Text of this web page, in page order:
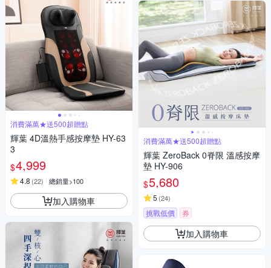
消費滿萬★送500超贈點
輝葉 4D溫熱手感按摩墊 HY-63
3
$4,999
4.8 (22) 總銷量>100
加入購物車
消費滿萬★送500超贈點
輝葉 ZeroBack 0脊限 溫感按摩
墊 HY-906
$5,680
5 (24)
挑戰低價 券
加入購物車